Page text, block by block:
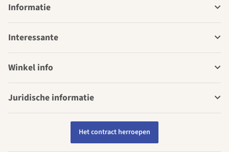
Informatie
Interessante
Winkel info
Juridische informatie
Het contract herroepen